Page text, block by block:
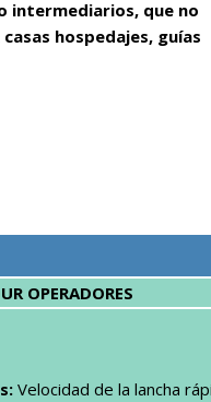
intermediarios, que no
hospedajes, guías
OPERADORES
: Velocidad de la lancha